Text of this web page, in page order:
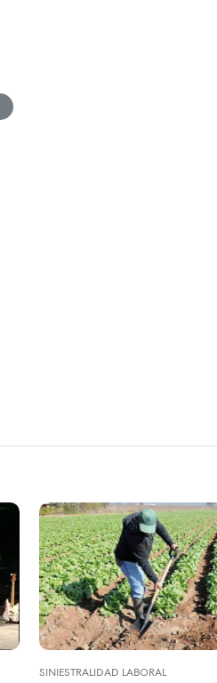
SINIESTRALIDAD LABORAL